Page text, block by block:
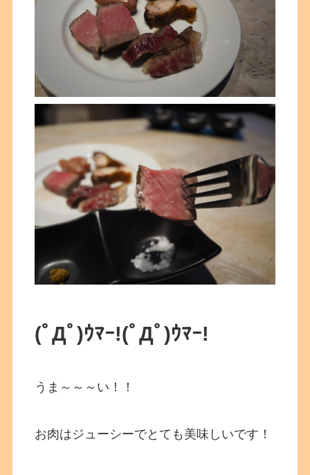
(ﾟДﾟ)ｳﾏｰ!(ﾟДﾟ)ｳﾏｰ!
うま～～～い！！
お肉はジューシーでとても美味しいです！